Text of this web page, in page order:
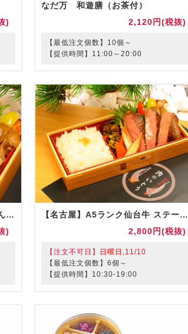
)
なだ万 和遊膳（お茶付）
2,120円(税抜)
【最低注文個数】10個～
【提供時間】11:00～20:00
【名古屋】＜仙台名物＞肉厚牛たん食べ比べ弁当（お茶付き）
)
【名古屋】A5ランク仙台牛 ステーキ弁当（お茶付き）
2,800円(税抜)
【注文不可日】
日曜日,11/10
【最低注文個数】6個～
【提供時間】10:30-19:00